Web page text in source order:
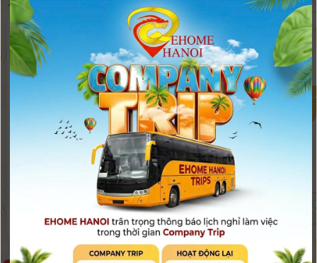
Túi máy quay E-Image
EB0901 ( OSCAR S10 ) -
3.290.000đ
Hết hàng
-8%
Túi máy quay E-Image
Harmony C20 (EB0918) -
Chính hãng
3.500.000đ 3.790.000đ
Còn hàng